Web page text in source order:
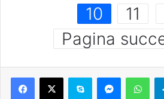
10
11
Pagina